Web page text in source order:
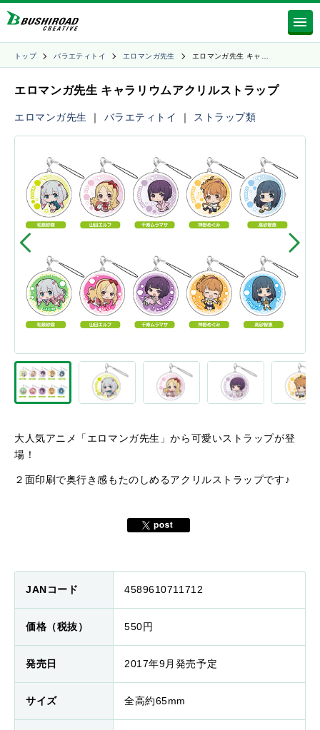
トップ バラエティトイ エロマンガ先生 エロマンガ先生 キャ…
エロマンガ先生 キャラリウムアクリルストラップ
エロマンガ先生 ｜ バラエティトイ ｜ ストラップ類
大人気アニメ「エロマンガ先生」から可愛いストラップが登
場！
２面印刷で奥行き感もたのしめるアクリルストラップです♪
JANコード 4589610711712
価格（税抜） 550円
発売日 2017年9月発売予定
サイズ 全高約65mm